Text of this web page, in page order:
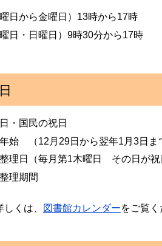
曜日から金曜日）13時から17時
曜日・日曜日）9時30分から17時
・国民の祝日
始 （12月29日から翌年1月3日ま
理日（毎月第1木曜日 その日が祝
理期間
くは、 図書館カレンダーをご覧